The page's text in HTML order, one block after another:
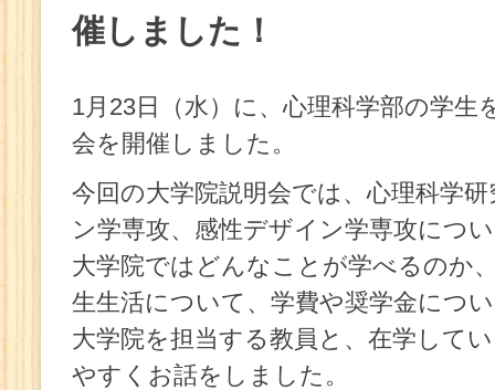
催しました！
1月23日（水）に、心理科学部の学生
会を開催しました。
今回の大学院説明会では、心理科学
ン学専攻、感性デザイン学専攻につ
大学院ではどんなことが学べるのか
生生活について、学費や奨学金につ
大学院を担当する教員と、在学して
やすくお話をしました。